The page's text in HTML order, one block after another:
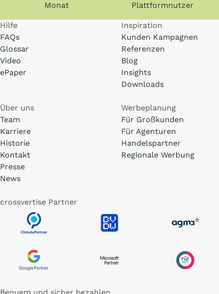
Monat
Plattformnutzer
Hilfe
FAQs
Glossar
Video
ePaper
Inspiration
Kunden Kampagnen
Referenzen
Blog
Insights
Downloads
Über uns
Team
Karriere
Historie
Kontakt
Presse
News
Werbeplanung
Für Großkunden
Für Agenturen
Handelspartner
Regionale Werbung
crossvertise Partner